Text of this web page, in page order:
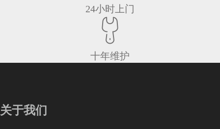
24小时上门
十年维护
关于我们